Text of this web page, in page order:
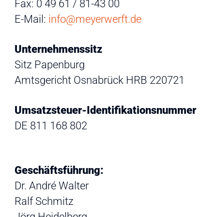
Fax: 0 49 61 / 81-43 00
E-Mail: info@meyerwerft.de
Unternehmenssitz
Sitz Papenburg
Amtsgericht Osnabrück HRB 220721
Umsatzsteuer-Identifikationsnummer
DE 811 168 802
Geschäftsführung:
Dr. André Walter
Ralf Schmitz